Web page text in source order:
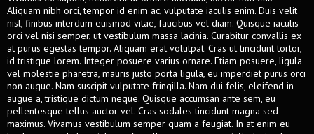
Aliquam nibh orci, tempor id enim ac, vulputate iaculis enim. Duis velit
nisl, finibus interdum euismod vitae, faucibus vel diam. Quisque iaculis
orci vel nisi semper, ut vestibulum massa lacinia. Curabitur convallis ex
at purus egestas tempor. Aliquam erat volutpat. Cras ut tincidunt tortor,
id tristique lorem. Integer posuere varius ornare. Etiam posuere, ligula
vel molestie pharetra, mauris justo porta ligula, eu imperdiet purus orci
non augue. Nam suscipit vulputate fringilla. Nam dui felis, eleifend in
augue a, tristique dictum neque. Quisque accumsan ante sem, eu
pellentesque tellus auctor vel. Cras sodales tincidunt magna sed
maximus. Vivamus vestibulum semper quam a feugiat. In at enim eu